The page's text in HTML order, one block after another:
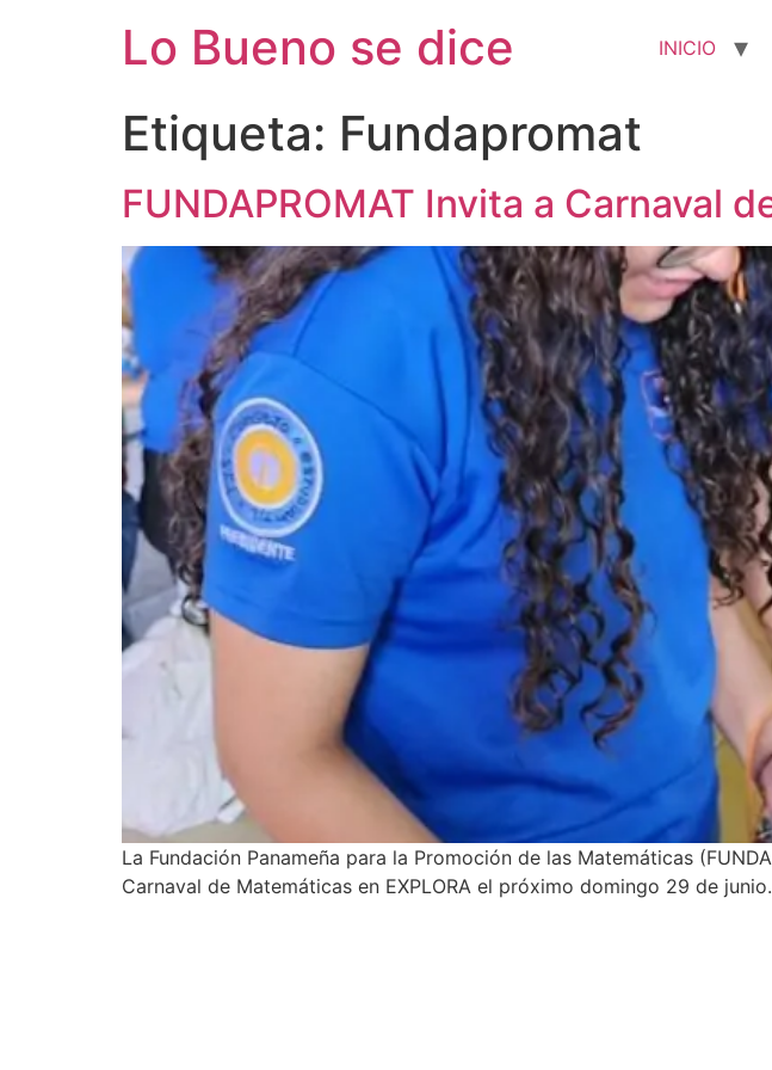
Lo Bueno se dice INICIO
Etiqueta: Fundapromat
FUNDAPROMAT Invita a Carnaval
La Fundación Panameña para la Promoción de las Matemáticas
Carnaval de Matemáticas en EXPLORA el próximo domingo 29 de junio.